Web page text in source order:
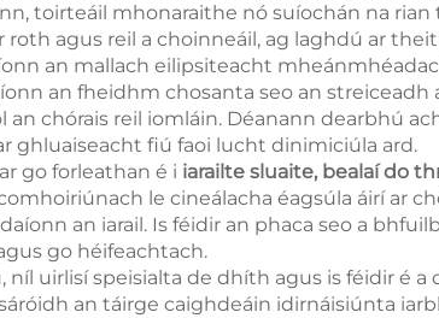
toirteáil mhonaraithe nó suíochán na
agus reil a choinneáil, ag laghdú ar
an mallach eilipsiteacht
an fheidhm chosanta seo an streiceadh
an chórais reil iomláin. Déanann dearbhú
ghluaiseacht fiú faoi lucht dinimiciúla ard.
go forleathan é i iarailte sluaite, bealaí do
comhoiriúnach le cineálacha éagsúla áirí ar
an iarail. Is féidir an phaca seo a
go héifeachtach.
níl uirlisí speisialta de dhíth agus is féidir é
an táirge caighdeáin idirnáisiúnta